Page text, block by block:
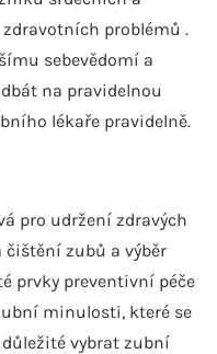
problémů .
sebevědomí a
na pravidelnou
lékaře pravidelně.
pro udržení zdravých
zubů a výběr
prvky preventivní péče
minulosti, které se
vybrat zubní